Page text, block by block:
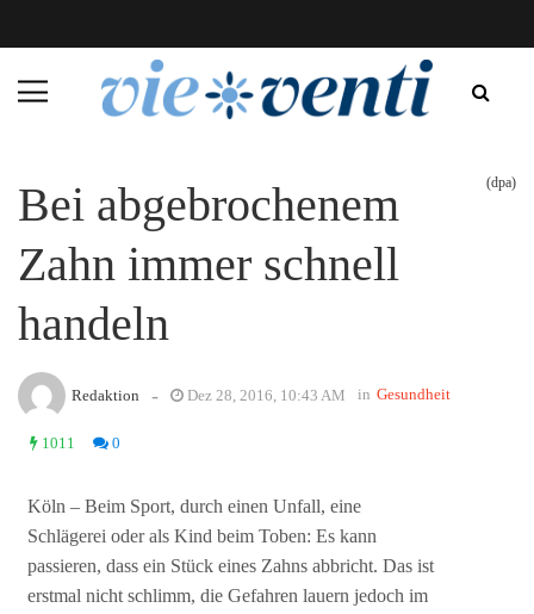
Bei abgebrochenem
Zahn immer schnell
handeln
(dpa)
Redaktion - Dez 28, 2016, 10:43 AM in Gesundheit
1011 0
Köln – Beim Sport, durch einen Unfall, eine
Schlägerei oder als Kind beim Toben: Es kann
passieren, dass ein Stück eines Zahns abbricht. Das ist
erstmal nicht schlimm, die Gefahren lauern jedoch im